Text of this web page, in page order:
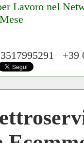
Lavoro nel
Mese
Lavoro nel
nel